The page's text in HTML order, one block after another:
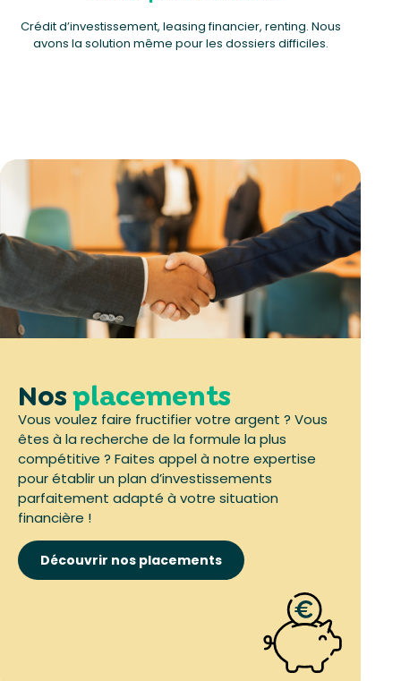
Crédit d’investissement, leasing financier, renting. Nous
avons la solution même pour les dossiers difficiles.
Nosplacements
Vous voulez faire fructifier votre argent ? Vous
êtes à la recherche de la formule la plus
compétitive ? Faites appel à notre expertise
pour établir un plan d’investissements
parfaitement adapté à votre situation
financière !
Découvrir nos placements